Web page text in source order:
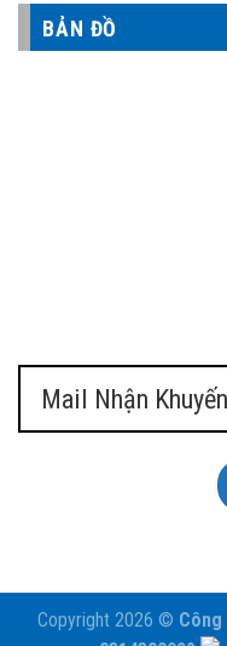
BẢN ĐỒ
Copyright 2026 © Công